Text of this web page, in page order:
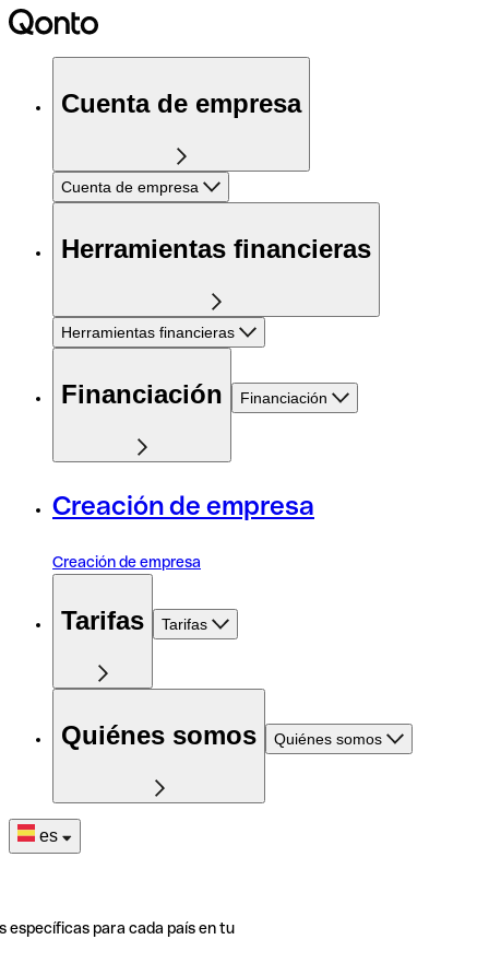
Cuenta de empresa
Cuenta de empresa
Herramientas financieras
Herramientas financieras
Financiación Financiación
Creación de empresa
Creación de empresa
Tarifas Tarifas
Quiénes somos Quiénes somos
es
específicas para cada país en tu